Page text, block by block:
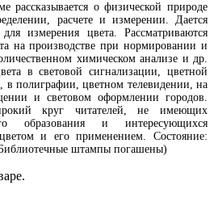
рассказывается о физической природе
расчете и измерении. Дается
измерения цвета. Рассматриваются
на производстве при нормировании и
химическом анализе и др.
в световой сигнализации, цветной
полиграфии, цветном телевидении, на
и световом оформлении городов.
круг читателей, не имеющих
образования и интересующихся
и его применением. Состояние:
штампы погашены)